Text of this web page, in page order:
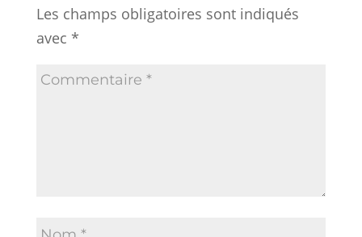
Les champs obligatoires sont indiqués
avec *